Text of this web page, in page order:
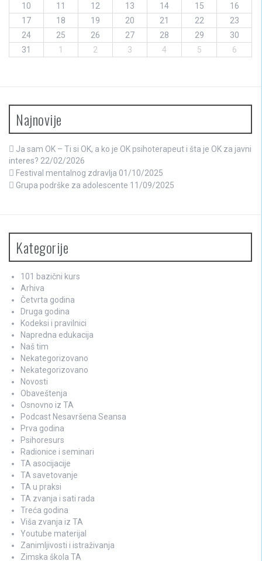
10
11 12 13 14 15
16
17
18 19 20 21 22
23
24
25 26 27 28 29
30
31
1 2 3 4 5 6
Najnovije
Ja sam OK – Ti si OK, a ko je OK psihoterapeut i šta je OK za javni
interes? 22/02/2026
Festival mentalnog zdravlja 01/10/2025
Grupa podrške za adolescente 11/09/2025
Kategorije
101 bazični kurs
Arhiva
Četvrta godina
Druga godina
Kodeksi i pravilnici
Napredna edukacija
Naš tim
Nekategorizovano
Nekategorizovano
Novosti
Obaveštenja
Osnovno iz TA
Podcast Nesavršena Seansa
Prva godina
Psihoresurs
Radionice i seminari
TA asocijacije
TA savetovanje
TA u praksi
TA zvanja i sati rada
Treća godina
Viša zvanja iz TA
Youtube materijal
Zanimljivosti i istraživanja
Zimska škola TA